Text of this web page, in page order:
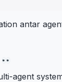
antar
agent